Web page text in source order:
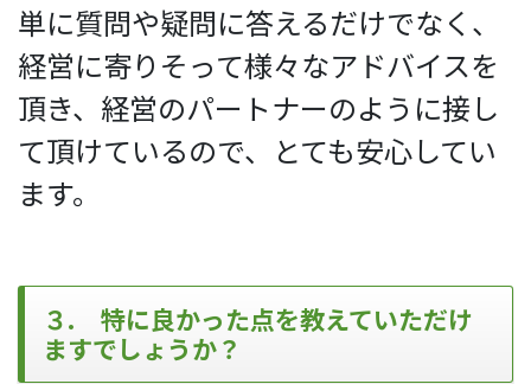
単に質問や疑問に答えるだけでなく、
経営に寄りそって様々なアドバイスを
頂き、経営のパートナーのように接し
て頂けているので、とても安心してい
ます。
３. 特に良かった点を教えていただけ
ますでしょうか？